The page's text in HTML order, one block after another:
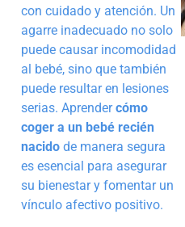
con cuidado y atención. Un
agarre inadecuado no solo
puede causar incomodidad
al bebé, sino que también
puede resultar en lesiones
serias. Aprendercómo
coger a un bebé recién
nacido de manera segura
es esencial para asegurar
su bienestar y fomentar un
vínculo afectivo positivo.